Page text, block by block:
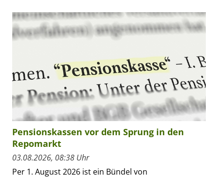
Pensionskassen vor dem Sprung in den
Repomarkt
03.08.2026, 08:38 Uhr
Per 1. August 2026 ist ein Bündel von